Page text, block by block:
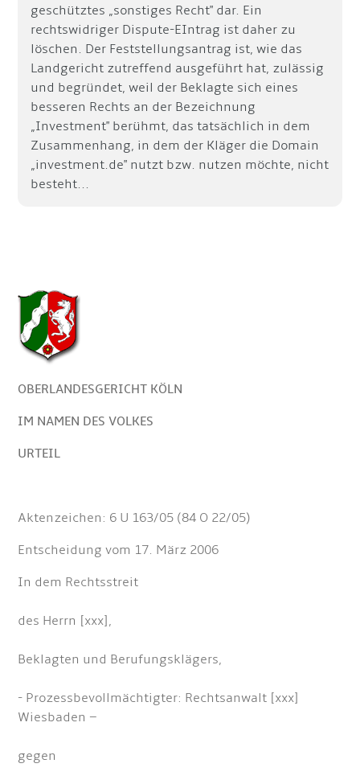
geschütztes „sonstiges Recht" dar. Ein
rechtswidriger Dispute-EIntrag ist daher zu
löschen. Der Feststellungsantrag ist, wie das
Landgericht zutreffend ausgeführt hat, zulässig
und begründet, weil der Beklagte sich eines
besseren Rechts an der Bezeichnung
„Investment" berühmt, das tatsächlich in dem
Zusammenhang, in dem der Kläger die Domain
„investment.de" nutzt bzw. nutzen möchte, nicht
besteht...
OBERLANDESGERICHT KÖLN
IM NAMEN DES VOLKES
URTEIL
Aktenzeichen: 6 U 163/05 (84 O 22/05)
Entscheidung vom 17. März 2006
In dem Rechtsstreit
des Herrn [xxx],
Beklagten und Berufungsklägers,
- Prozessbevollmächtigter: Rechtsanwalt [xxx]
Wiesbaden –
gegen